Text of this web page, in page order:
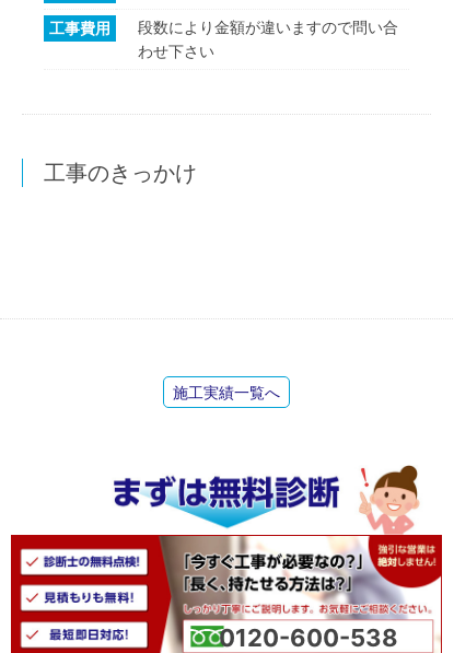
工事費用
段数により金額が違いますので問い合
わせ下さい
工事のきっかけ
施工実績一覧へ
0120-600-538